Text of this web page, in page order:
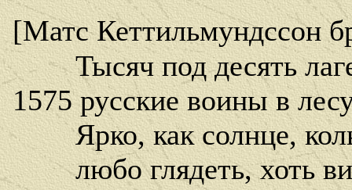
[Матс Кеттильмундссон
Тысяч под десять
1575 русские воины в
Ярко, как солнце,
любо глядеть, хоть